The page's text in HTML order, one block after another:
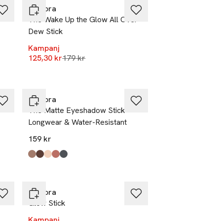
IsaDora
The Wake Up the Glow All Over
Dew Stick
Kampanj
125,30 krLägsta pris 30 dagar
179 kr
IsaDora
The Matte Eyeshadow Stick
Longwear & Water-Resistant
159 kr
Produkten finns i färgerna:
Cool Taupe,
True Brown
Bare Beige,
Apricot Blush
Smoky Grey
IsaDora
Glow Stick